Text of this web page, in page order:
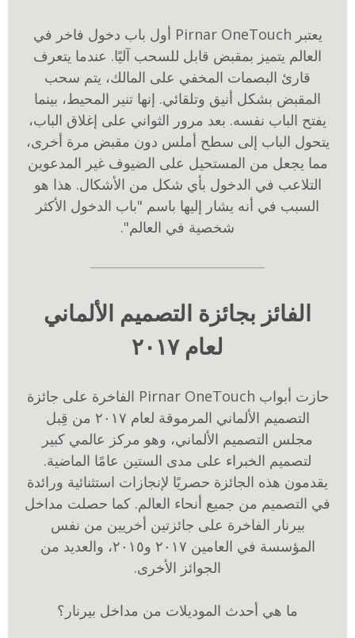
يعتبر Pirnar OneTouch أول باب دخول فاخر في
العالم يتميز بمقبض قابل للسحب آليًا. عندما يتعرف
قارئ البصمات المخفي على المالك، يتم سحب
المقبض بشكل أنيق وتلقائي. إنها تنير المحيط، بينما
يفتح الباب نفسه. بعد مرور الثواني على إغلاق الباب،
يتحول الباب إلى سطح أملس دون مقبض مرة أخرى،
مما يجعل من المستحيل على الضيوف غير المدعوين
التلاعب في الدخول بأي شكل من الأشكال. هذا هو
السبب في أنه يشار إليها باسم "باب الدخول الأكثر
شخصية في العالم".
الفائز بجائزة التصميم الألماني
لعام ٢٠١٧
حازت أبواب Pirnar OneTouch الفاخرة على جائزة
التصميم الألماني المرموقة لعام ٢٠١٧ من قِبل
مجلس التصميم الألماني، وهو مركز عالمي كبير
لتصميم الخبراء على مدى الستين عامًا الماضية.
يقدمون هذه الجائزة حصريًا لإنجازات استثنائية ورائدة
في التصميم من جميع أنحاء العالم. كما حصلت مداخل
بيرنار الفاخرة على جائزتين أخريين من نفس
المؤسسة في العامين ٢٠١٧ و٢٠١٥، والعديد من
الجوائز الأخرى.
ما هي أحدث الموديلات من مداخل بيرنار؟